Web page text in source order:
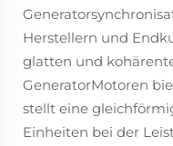
Herstellern und
glatten und
GeneratorMotoren
stellt eine
Einheiten bei der